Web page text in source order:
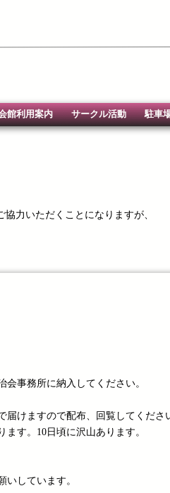
館利用案内 サークル活動 駐車
力いただくことになりますが、
会事務所に納入してください。
届けますので配布、回覧してくださ
す。10日頃に沢山あります。
いしています。